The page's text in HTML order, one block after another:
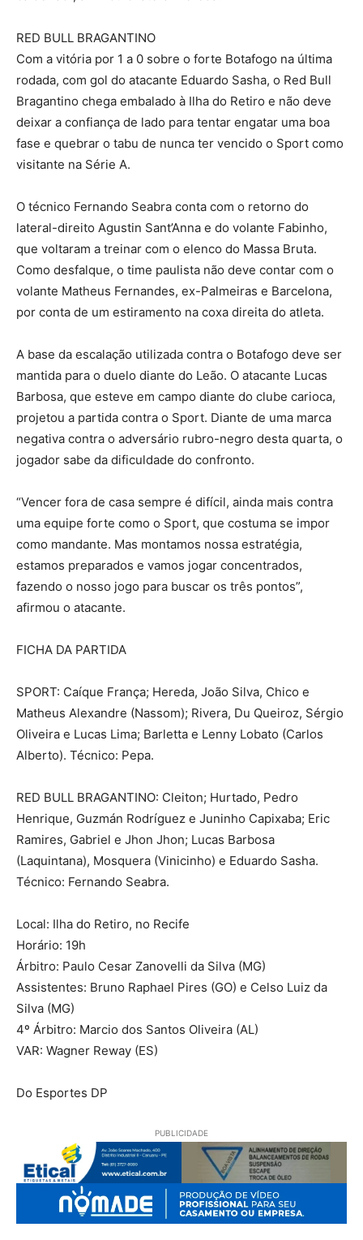
RED BULL BRAGANTINO
Com a vitória por 1 a 0 sobre o forte Botafogo na última
rodada, com gol do atacante Eduardo Sasha, o Red Bull
Bragantino chega embalado à Ilha do Retiro e não deve
deixar a confiança de lado para tentar engatar uma boa
fase e quebrar o tabu de nunca ter vencido o Sport como
visitante na Série A.
O técnico Fernando Seabra conta com o retorno do
lateral-direito Agustin Sant’Anna e do volante Fabinho,
que voltaram a treinar com o elenco do Massa Bruta.
Como desfalque, o time paulista não deve contar com o
volante Matheus Fernandes, ex-Palmeiras e Barcelona,
por conta de um estiramento na coxa direita do atleta.
A base da escalação utilizada contra o Botafogo deve ser
mantida para o duelo diante do Leão. O atacante Lucas
Barbosa, que esteve em campo diante do clube carioca,
projetou a partida contra o Sport. Diante de uma marca
negativa contra o adversário rubro-negro desta quarta, o
jogador sabe da dificuldade do confronto.
“Vencer fora de casa sempre é difícil, ainda mais contra
uma equipe forte como o Sport, que costuma se impor
como mandante. Mas montamos nossa estratégia,
estamos preparados e vamos jogar concentrados,
fazendo o nosso jogo para buscar os três pontos”,
afirmou o atacante.
FICHA DA PARTIDA
SPORT: Caíque França; Hereda, João Silva, Chico e
Matheus Alexandre (Nassom); Rivera, Du Queiroz, Sérgio
Oliveira e Lucas Lima; Barletta e Lenny Lobato (Carlos
Alberto). Técnico: Pepa.
RED BULL BRAGANTINO: Cleiton; Hurtado, Pedro
Henrique, Guzmán Rodríguez e Juninho Capixaba; Eric
Ramires, Gabriel e Jhon Jhon; Lucas Barbosa
(Laquintana), Mosquera (Vinicinho) e Eduardo Sasha.
Técnico: Fernando Seabra.
Local: Ilha do Retiro, no Recife
Horário: 19h
Árbitro: Paulo Cesar Zanovelli da Silva (MG)
Assistentes: Bruno Raphael Pires (GO) e Celso Luiz da
Silva (MG)
4º Árbitro: Marcio dos Santos Oliveira (AL)
VAR: Wagner Reway (ES)
Do Esportes DP
PUBLICIDADE